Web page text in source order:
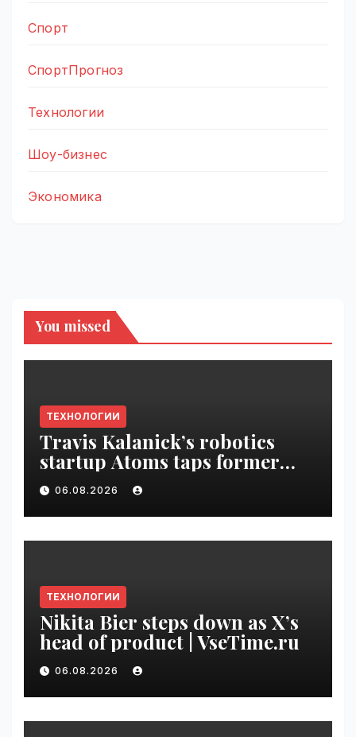
Спорт
СпортПрогноз
Технологии
Шоу-бизнес
Экономика
You missed
ТЕХНОЛОГИИ
Travis Kalanick’s robotics
startup Atoms taps former
Uber finance chief as CFO |
VseTime.ru
06.08.2026
ТЕХНОЛОГИИ
Nikita Bier steps down as X’s
head of product | VseTime.ru
06.08.2026